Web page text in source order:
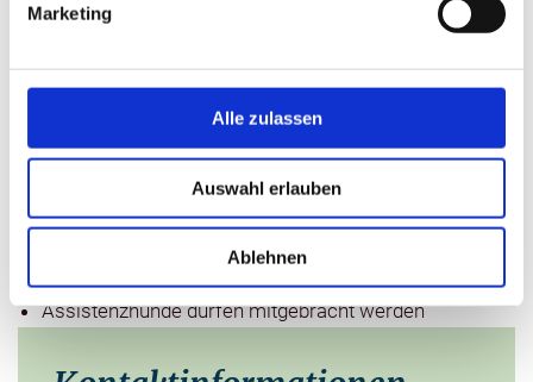
Marketing
Alle zulassen
Auswahl erlauben
Ablehnen
Führungen für Gehbehinderte und
Sitzgelegenheiten während der Führung verfügbar
Route ist stufenlos befahrbar
Vorangemeldete Führungen auch für Menschen
mit Hör-, Seh- und kognitiven Behinderungen
öffentliche Parkplätze in der Quetziner Straße
Informationen zu den Exponaten werden
Assistenzhunde dürfen mitgebracht werden